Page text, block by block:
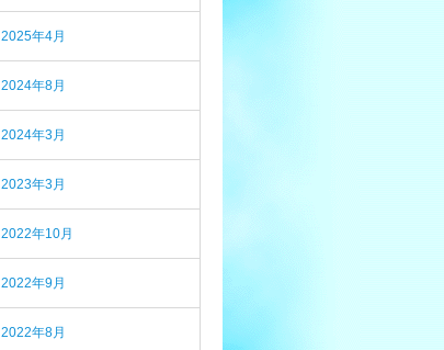
2025年4月
2024年8月
2024年3月
2023年3月
2022年10月
2022年9月
2022年8月